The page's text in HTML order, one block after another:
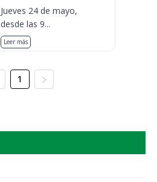
Jueves 24 de mayo,
desde las 9...
Leer más
1